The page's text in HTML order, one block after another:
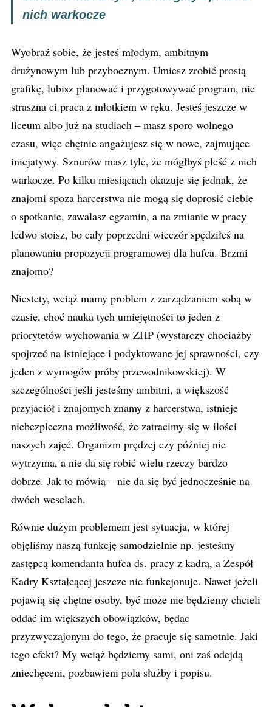
nich warkocze
Wyobraź sobie, że jesteś młodym, ambitnym
drużynowym lub przybocznym. Umiesz zrobić prostą
grafikę, lubisz planować i przygotowywać program, nie
straszna ci praca z młotkiem w ręku. Jesteś jeszcze w
liceum albo już na studiach – masz sporo wolnego
czasu, więc chętnie angażujesz się w nowe, zajmujące
inicjatywy. Sznurów masz tyle, że mógłbyś pleść z nich
warkocze. Po kilku miesiącach okazuje się jednak, że
znajomi spoza harcerstwa nie mogą się doprosić ciebie
o spotkanie, zawalasz egzamin, a na zmianie w pracy
ledwo stoisz, bo cały poprzedni wieczór spędziłeś na
planowaniu propozycji programowej dla hufca. Brzmi
znajomo?
Niestety, wciąż mamy problem z zarządzaniem sobą w
czasie, choć nauka tych umiejętności to jeden z
priorytetów wychowania w ZHP (wystarczy chociażby
spojrzeć na istniejące i podyktowane jej sprawności, czy
jeden z wymogów próby przewodnikowskiej). W
szczególności jeśli jesteśmy ambitni, a większość
przyjaciół i znajomych znamy z harcerstwa, istnieje
niebezpieczna możliwość, że zatracimy się w ilości
naszych zajęć. Organizm prędzej czy później nie
wytrzyma, a nie da się robić wielu rzeczy bardzo
dobrze. Jak to mówią – nie da się być jednocześnie na
dwóch weselach.
Równie dużym problemem jest sytuacja, w której
objęliśmy naszą funkcję samodzielnie np. jesteśmy
zastępcą komendanta hufca ds. pracy z kadrą, a Zespół
Kadry Kształcącej jeszcze nie funkcjonuje. Nawet jeżeli
pojawią się chętne osoby, być może nie będziemy chcieli
oddać im większych obowiązków, będąc
przyzwyczajonym do tego, że pracuje się samotnie. Jaki
tego efekt? My wciąż będziemy sami, oni zaś odejdą
zniechęceni, pozbawieni pola służby i popisu.